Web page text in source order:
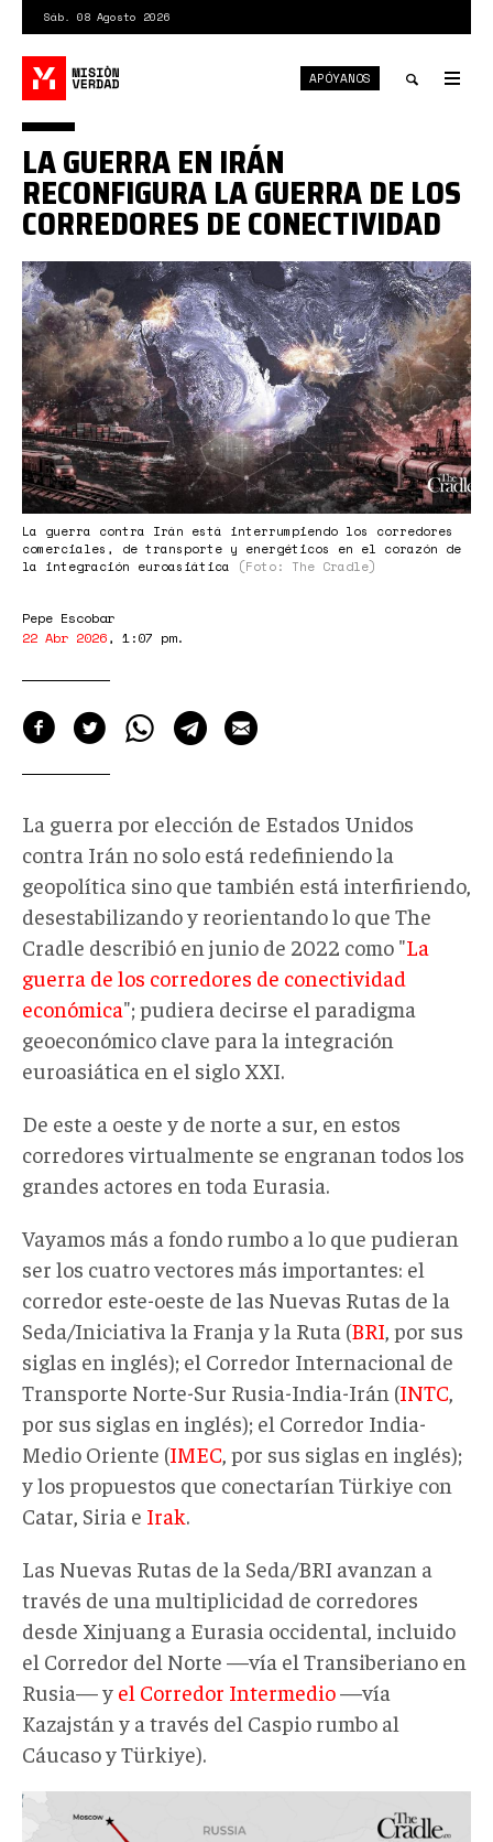
contenido
principal
Sáb. 08 Agosto 2026
APÓYANOS
guerra
irán
corredores
La guerra contra Irán está interrumpiendo los corredores
comerciales, de transporte y energéticos en el corazón de
la integración euroasiática
(Foto: The Cradle)
LA GUERRA EN IRÁN
RECONFIGURA LA GUERRA DE LOS
CORREDORES DE CONECTIVIDAD
Pepe Escobar
22 Abr 2026, 1:07 pm.
La guerra por elección de Estados Unidos
contra Irán no solo está redefiniendo la
geopolítica sino que también está interfiriendo,
desestabilizando y reorientando lo que The
Cradle describió en junio de 2022 como "La
guerra de los corredores de conectividad
económica"; pudiera decirse el paradigma
geoeconómico clave para la integración
euroasiática en el siglo XXI.
De este a oeste y de norte a sur, en estos
corredores virtualmente se engranan todos los
grandes actores en toda Eurasia.
Vayamos más a fondo rumbo a lo que pudieran
ser los cuatro vectores más importantes: el
corredor este-oeste de las Nuevas Rutas de la
Seda/Iniciativa la Franja y la Ruta (BRI , por sus
siglas en inglés); el Corredor Internacional de
Transporte Norte-Sur Rusia-India-Irán (INTC
por sus siglas en inglés); el Corredor India-
Medio Oriente (IMEC , por sus siglas en inglés);
y los propuestos que conectarían Türkiye con
Catar, Siria e Irak.
Las Nuevas Rutas de la Seda/BRI avanzan a
través de una multiplicidad de corredores
desde Xinjuang a Eurasia occidental, incluido
el Corredor del Norte —vía el Transiberiano en
Rusia— y el Corredor Intermedio—vía
Kazajstán y a través del Caspio rumbo al
Cáucaso y Türkiye).
INSTC